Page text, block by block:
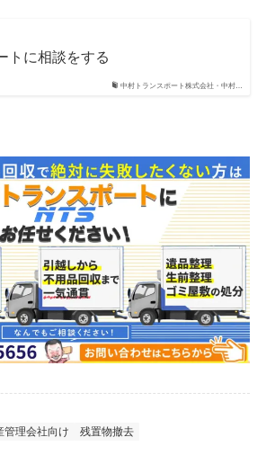
中村トランスポート株式会社・中村…
トに相談をする
管理会社向け 残置物撤去